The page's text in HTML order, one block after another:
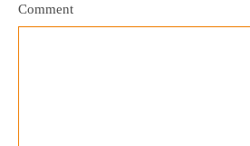
Comment